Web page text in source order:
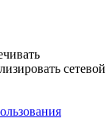
сетевой